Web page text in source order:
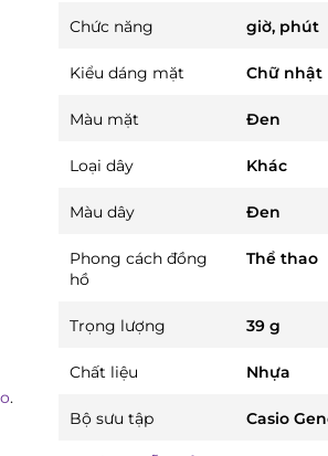
.
Chức năng giờ, phút
Kiểu dáng mặt Chữ nhật
Màu mặt Đen
Loại dây Khác
Màu dây Đen
Phong cách đồng
hồ
Thể thao
Trọng lượng 39 g
Chất liệu Nhựa
Bộ sưu tập Casio